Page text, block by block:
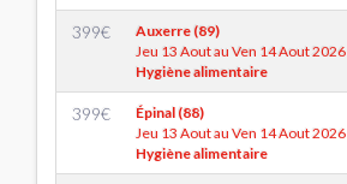
399€
Auxerre (89)
Jeu 13 Aout au Ven 14 Aout 2026
Hygiène alimentaire
399€
Épinal (88)
Jeu 13 Aout au Ven 14 Aout 2026
Hygiène alimentaire